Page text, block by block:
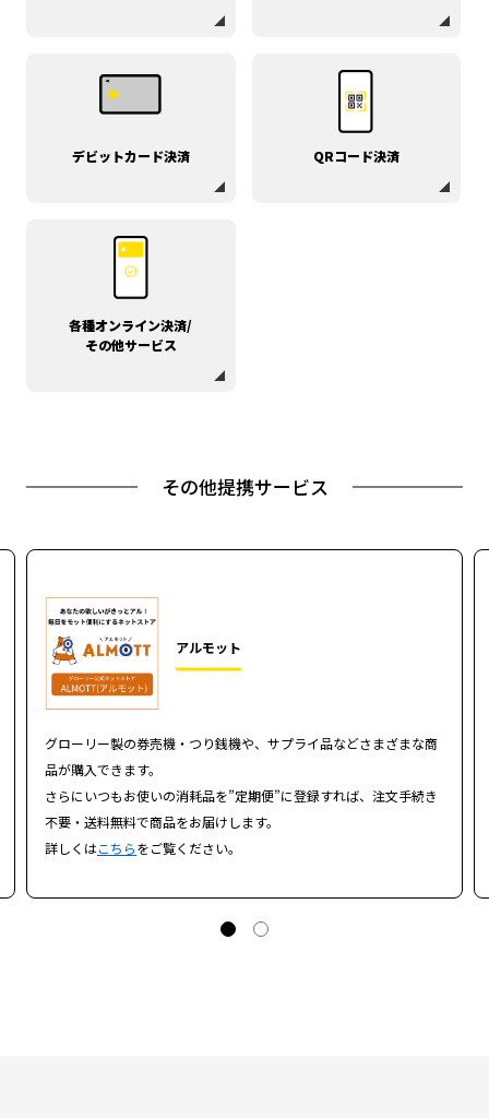
デビットカード決済 QRコード決済
各種オンライン決済/
その他サービス
その他提携サービス
アルモット
グローリー製の券売機・つり銭機や、サプライ品などさまざまな商
品が購入できます。
さらにいつもお使いの消耗品を”定期便”に登録すれば、注文手続き
不要・送料無料で商品をお届けします。
詳しくはこちらをご覧ください。